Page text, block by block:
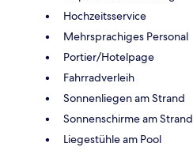
Hochzeitsservice
Mehrsprachiges Personal
Portier/Hotelpage
Fahrradverleih
Sonnenliegen am Strand
Sonnenschirme am Strand
Liegestühle am Pool